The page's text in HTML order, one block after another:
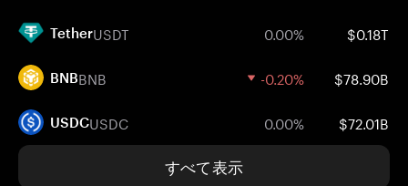
TetherUSDT 0.00% $0.18T
BNBBNB -0.20% $78.90B
USDCUSDC 0.00% $72.01B
すべて表示